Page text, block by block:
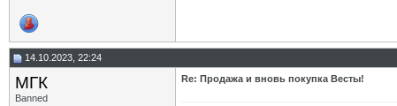
14.10.2023, 22:24
МГК
Banned
Re: Продажа и вновь покупка Весты!